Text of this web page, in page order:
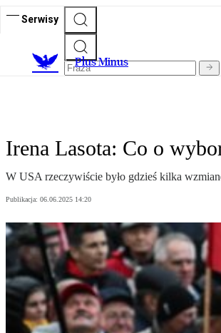
Serwisy
Plus Minus
Irena Lasota: Co o
W USA rzeczywiście było gdzieś kilka
Publikacja: 06.06.2025 14:20